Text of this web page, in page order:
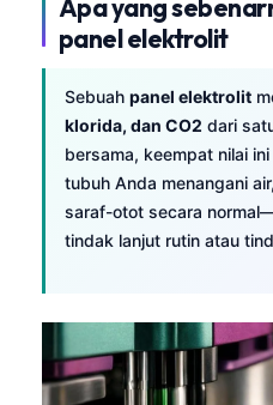
Apa yang
panel elektrolit
Sebuah panel elektrolit
klorida, dan CO2 dari
bersama, keempat nilai
tubuh Anda menangani
saraf-otot secara
tindak lanjut rutin atau